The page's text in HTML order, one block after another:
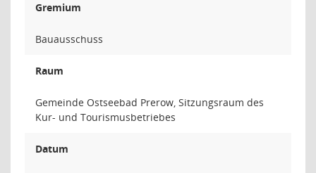
Gremium
Bauausschuss
Raum
Gemeinde Ostseebad Prerow, Sitzungsraum des
Kur- und Tourismusbetriebes
Datum